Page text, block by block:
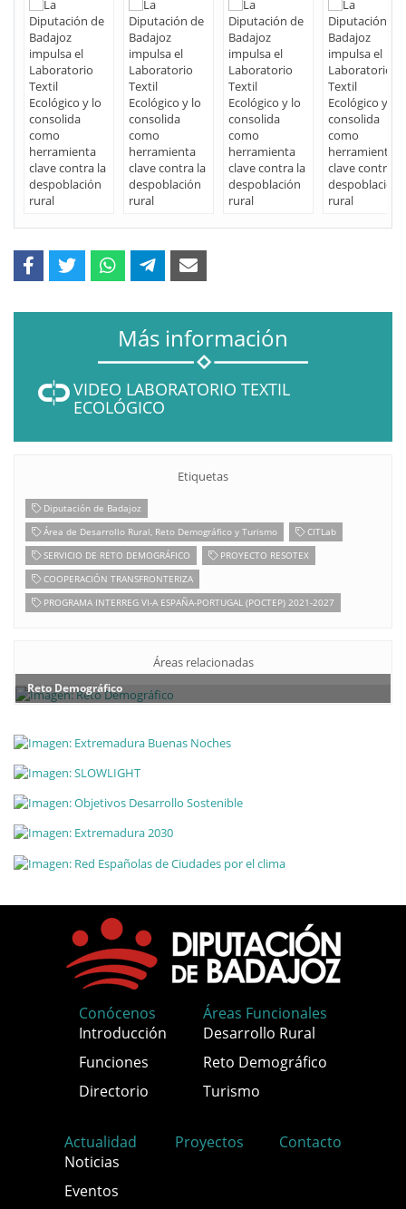
Más información
VIDEO LABORATORIO TEXTIL
ECOLÓGICO
Etiquetas
Diputación de Badajoz
Área de Desarrollo Rural, Reto Demográfico y Turismo
CITLab
SERVICIO DE RETO DEMOGRÁFICO
PROYECTO RESOTEX
COOPERACIÓN TRANSFRONTERIZA
PROGRAMA INTERREG VI-A ESPAÑA-PORTUGAL (POCTEP) 2021-2027
Áreas relacionadas
Reto Demográfico
Conócenos
Introducción
Funciones
Directorio
Áreas Funcionales
Desarrollo Rural
Reto Demográfico
Turismo
Actualidad
Noticias
Eventos
Proyectos Contacto